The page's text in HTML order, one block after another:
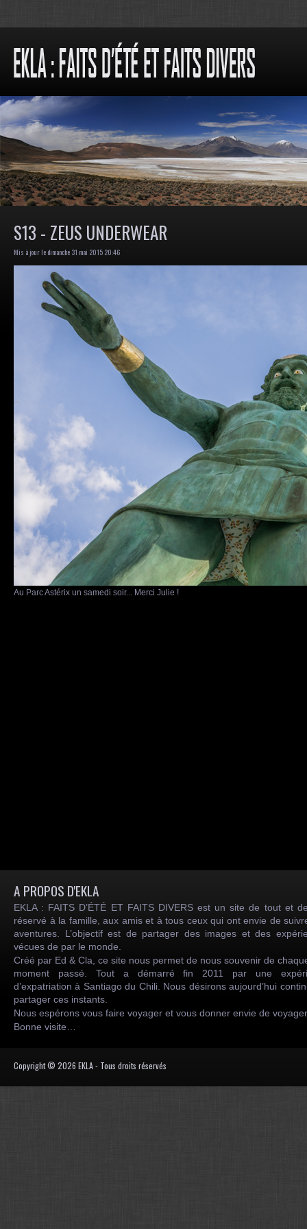
S13 - ZEUS UNDERWEAR
Mis à jour le dimanche 31 mai 2015 20:46
Au Parc Astérix un samedi soir... Merci Julie !
A PROPOS D'EKLA
EKLA : FAITS D’ÉTÉ ET FAITS DIVERS est un site de tout et
réservé à la famille, aux amis et à tous ceux qui ont envie de
aventures. L’objectif est de partager des images et des
vécues de par le monde.
Créé par Ed & Cla, ce site nous permet de nous souvenir de
moment passé. Tout a démarré fin 2011 par une
d’expatriation à Santiago du Chili. Nous désirons aujourd’hui
partager ces instants.
Nous espérons vous faire voyager et vous donner envie de
Bonne visite…
Copyright © 2026 EKLA - Tous droits réservés